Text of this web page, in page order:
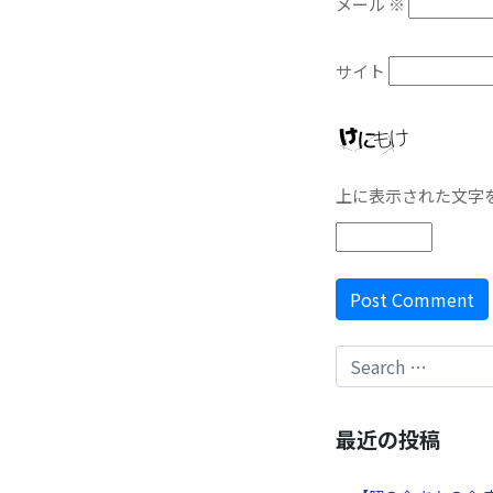
サイト
上に表示された文字
最近の投稿